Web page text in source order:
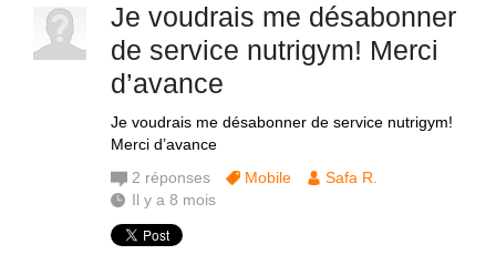
Je voudrais me désabonner
de service nutrigym! Merci
d’avance
Je voudrais me désabonner de service nutrigym!
Merci d’avance
2 réponses Mobile
Safa R.
Il y a 8 mois